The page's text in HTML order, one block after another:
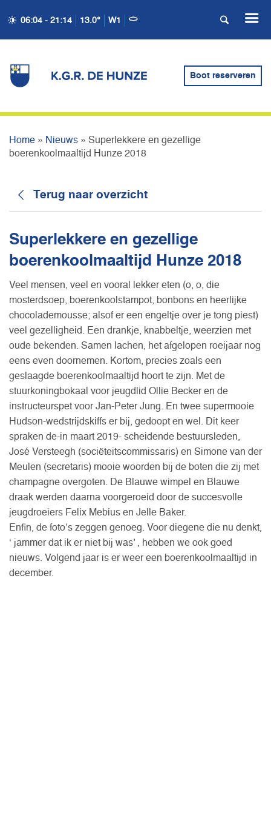
06:04 - 21:14 13.0° W1
Boot reserveren
SUPERLEKKERE EN
BOERENKOOLMAALTIJD
Home » Nieuws » Superlekkere en gezellige
boerenkoolmaaltijd Hunze 2018
Terug naar overzicht
Superlekkere en gezellige
boerenkoolmaaltijd Hunze 2018
Veel mensen, veel en vooral lekker eten (o, o, die
mosterdsoep, boerenkoolstampot, bonbons en heerlijke
chocolademousse; alsof er een engeltje over je tong piest)
veel gezelligheid. Een drankje, knabbeltje, weerzien met
oude bekenden. Samen lachen, het afgelopen roeijaar nog
eens even doornemen. Kortom, precies zoals een
geslaagde boerenkoolmaaltijd hoort te zijn. Met de
stuurkoningbokaal voor jeugdlid Ollie Becker en de
instructeurspet voor Jan-Peter Jung. En twee supermooie
Hudson-wedstrijdskiffs er bij, gedoopt en wel. Dit keer
spraken de-in maart 2019- scheidende bestuursleden,
José Versteegh (sociëteitscommissaris) en Simone van der
Meulen (secretaris) mooie woorden bij de boten die zij met
champagne overgoten. De Blauwe wimpel en Blauwe
draak werden daarna voorgeroeid door de succesvolle
jeugdroeiers Felix Mebius en Jelle Baker.
Enfin, de foto’s zeggen genoeg. Voor diegene die nu denkt,
‘ jammer dat ik er niet bij was’ , hebben we ook goed
nieuws. Volgend jaar is er weer een boerenkoolmaaltijd in
december.